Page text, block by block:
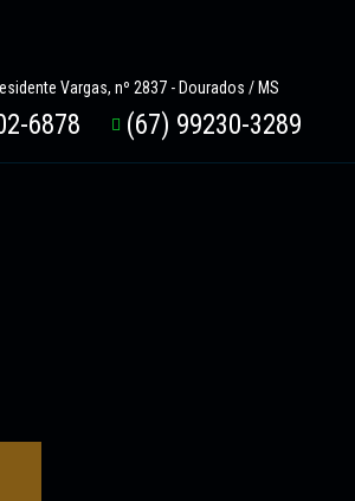
Vargas, nº 2837 - Dourados / MS
6878 (67) 99230-3289